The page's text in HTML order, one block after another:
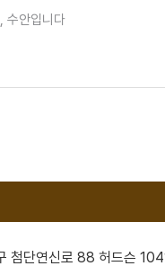
안입니다
첨단연신로 88 허드슨